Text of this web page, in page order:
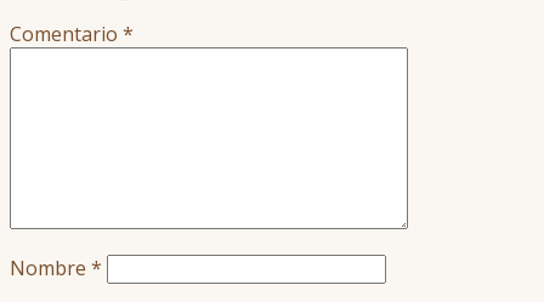
Comentario *
Nombre *